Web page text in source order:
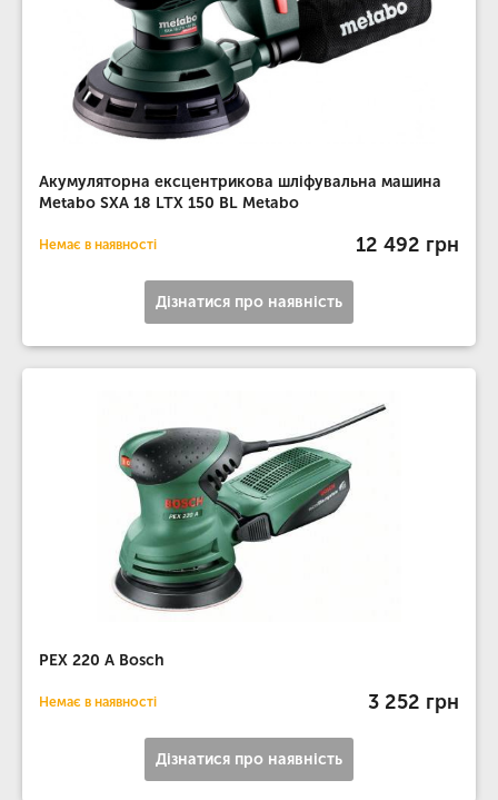
Акумуляторна ексцентрикова шліфувальна машина
Metabo SXA 18 LTX 150 BL Metabo
Немає в наявності 12 492 грн
Дізнатися про наявність
PEX 220 A Bosch
Немає в наявності 3 252 грн
Дізнатися про наявність